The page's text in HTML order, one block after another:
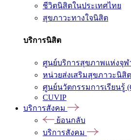
ชีวิตนิสิตในประเทศไทย
สุขภาวะทางใจนิสิต
บริการนิสิต
ศูนย์บริการสุขภาพแห่งจุฬ
หน่วยส่งเสริมสุขภาวะนิสิต
ศูนย์นวัตกรรมการเรียนรู้
CUVIP
บริการสังคม
ย้อนกลับ
บริการสังคม